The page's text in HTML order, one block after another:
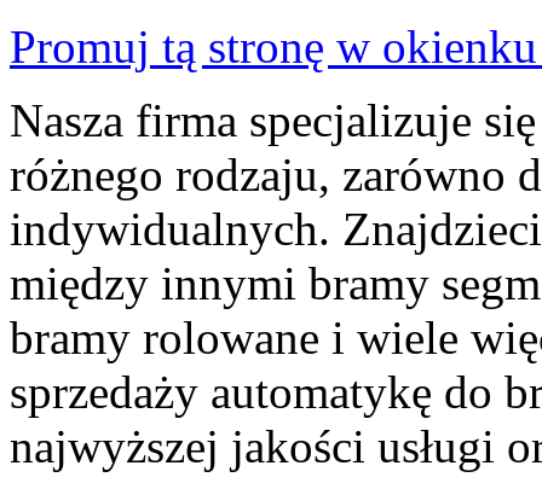
Promuj tą stronę w
Nasza firma specjalizuje
różnego rodzaju, zarówno
indywidualnych.
między innymi bramy
bramy rolowane i wiele
sprzedaży automatykę do
najwyższej jakości usługi